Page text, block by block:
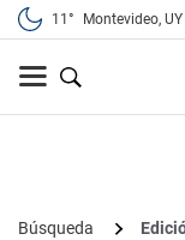
11° Montevideo, UY
Búsqueda